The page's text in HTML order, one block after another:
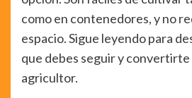
como en contenedores, y no
espacio. Sigue leyendo para
que debes seguir y
agricultor.